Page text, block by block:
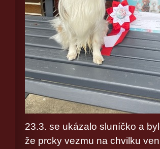
23.3. se ukázalo sluníčko a
že prcky vezmu na chvilku